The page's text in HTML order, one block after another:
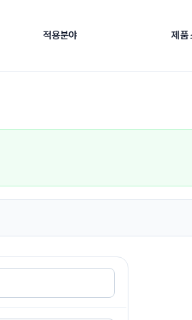
적용분야 제품
의 사업 방향과 고객 중심 기술지원 철학을 소